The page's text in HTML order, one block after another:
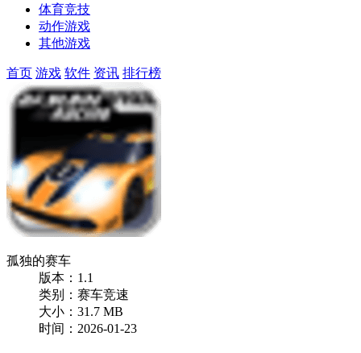
体育竞技
动作游戏
其他游戏
首页 游戏 软件 资讯 排行榜
孤独的赛车
版本：1.1
类别：赛车竞速
大小：31.7 MB
时间：2026-01-23